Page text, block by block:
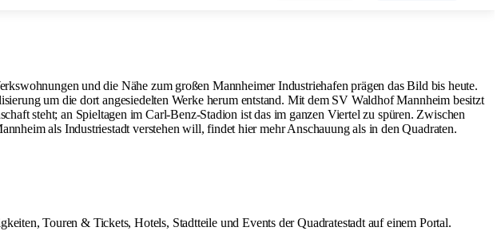
und die Nähe zum großen Mannheimer Industriehafen prägen das Bild bis heute.
um die dort angesiedelten Werke herum entstand. Mit dem SV Waldhof Mannheim besitzt
steht; an Spieltagen im Carl-Benz-Stadion ist das im ganzen Viertel zu spüren. Zwischen
als Industriestadt verstehen will, findet hier mehr Anschauung als in den Quadraten.
Touren & Tickets, Hotels, Stadtteile und Events der Quadratestadt auf einem Portal.